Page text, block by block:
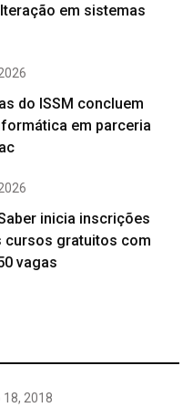
em sistemas
do ISSM concluem
em parceria
inicia inscrições
cursos gratuitos com
vagas
2018